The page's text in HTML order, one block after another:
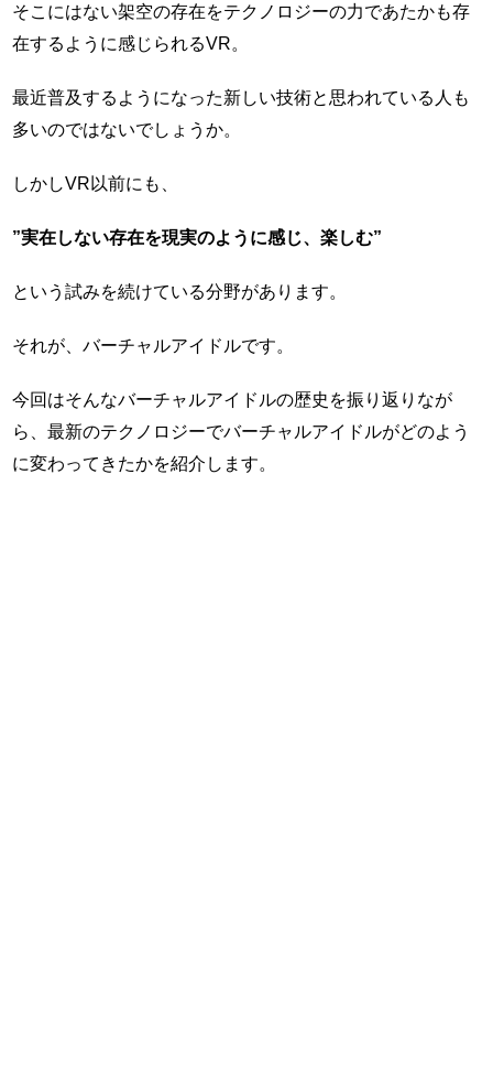
そこにはない架空の存在をテクノロジーの力であたかも存
在するように感じられるVR。
最近普及するようになった新しい技術と思われている人も
多いのではないでしょうか。
しかしVR以前にも、
”実在しない存在を現実のように感じ、楽しむ”
という試みを続けている分野があります。
それが、バーチャルアイドルです。
今回はそんなバーチャルアイドルの歴史を振り返りなが
ら、最新のテクノロジーでバーチャルアイドルがどのよう
に変わってきたかを紹介します。